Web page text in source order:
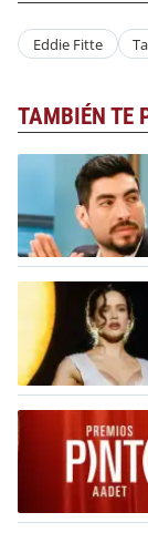
Eddie Fitte
TAMBIÉN TE